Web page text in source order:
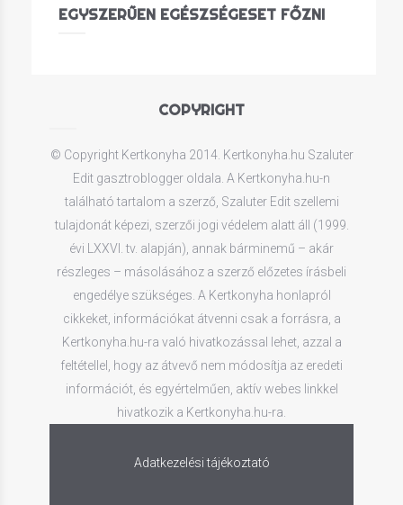
EGYSZERŰEN EGÉSZSÉGESET FŐZNI
COPYRIGHT
© Copyright Kertkonyha 2014. Kertkonyha.hu Szaluter
Edit gasztroblogger oldala. A Kertkonyha.hu-n
található tartalom a szerző, Szaluter Edit szellemi
tulajdonát képezi, szerzői jogi védelem alatt áll (1999.
évi LXXVI. tv. alapján), annak bárminemű – akár
részleges – másolásához a szerző előzetes írásbeli
engedélye szükséges. A Kertkonyha honlapról
cikkeket, információkat átvenni csak a forrásra, a
Kertkonyha.hu-ra való hivatkozással lehet, azzal a
feltétellel, hogy az átvevő nem módosítja az eredeti
információt, és egyértelműen, aktív webes linkkel
hivatkozik a Kertkonyha.hu-ra.
Adatkezelési tájékoztató